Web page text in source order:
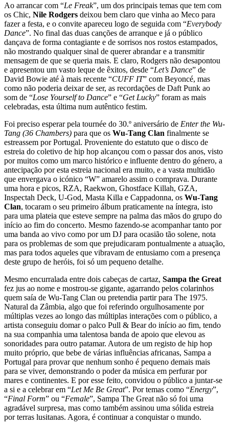
Ao arrancar com “Le Freak”, um dos principais temas que tem com
os Chic, Nile Rodgers deixou bem claro que vinha ao Meco para
fazer a festa, e o convite apareceu logo de seguida com “Everybody
Dance”. No final das duas canções de arranque e já o público
dançava de forma contagiante e de sorrisos nos rostos estampados,
não mostrando qualquer sinal de querer abrandar e a transmitir
mensagem de que se queria mais. E claro, Rodgers não desapontou
e apresentou um vasto leque de êxitos, desde “Let’s Dance” de
David Bowie até à mais recente “CUFF IT” com Beyoncé, mas
como não poderia deixar de ser, as recordações de Daft Punk ao
som de “Lose Yourself to Dance” e “Get Lucky” foram as mais
celebradas, esta última num autêntico festim.
Foi preciso esperar pela tournée do 30.º aniversário de Enter the Wu-
Tang (36 Chambers) para que os Wu-Tang Clan finalmente se
estreassem por Portugal. Proveniente do estatuto que o disco de
estreia do coletivo de hip hop alcançou com o passar dos anos, visto
por muitos como um marco histórico e influente dentro do género, a
antecipação por esta estreia nacional era muito, e a vasta multidão
que envergava o icónico “W” amarelo assim o comprava. Durante
uma hora e picos, RZA, Raekwon, Ghostface Killah, GZA,
Inspectah Deck, U-God, Masta Killa e Cappadonna, os Wu-Tang
Clan, tocaram o seu primeiro álbum praticamente na íntegra, isto
para uma plateia que esteve sempre na palma das mãos do grupo do
início ao fim do concerto. Mesmo fazendo-se acompanhar tanto por
uma banda ao vivo como por um DJ para ocasião tão solene, nota
para os problemas de som que prejudicaram pontualmente a atuação,
mas para todos aqueles que vibravam de entusiamo com a presença
deste grupo de heróis, foi só um pequeno detalhe.
Mesmo encurralada entre dois cabeças de cartaz, Sampa the Great
fez jus ao nome e mostrou-se gigante, agarrando pelos colarinhos
quem saía de Wu-Tang Clan ou pretendia partir para The 1975.
Natural da Zâmbia, algo que foi referindo orgulhosamente por
múltiplas vezes ao longo das múltiplas interações com o público, a
artista conseguiu domar o palco Pull & Bear do início ao fim, tendo
na sua companhia uma talentosa banda de apoio que elevou as
sonoridades para outro patamar. Autora de um registo de hip hop
muito próprio, que bebe de várias influências africanas, Sampa a
Portugal para provar que nenhum sonho é pequeno demais mais
para se viver, demonstrando o poder da música em perfurar por
mares e continentes. E por esse feito, convidou o público a juntar-se
a si e a celebrar em “Let Me Be Great”. Por temas como “Energy”,
“Final Form” ou “Female”, Sampa The Great não só foi uma
agradável surpresa, mas como também assinou uma sólida estreia
por terras lusitanas. Agora, é continuar a conquistar o mundo.